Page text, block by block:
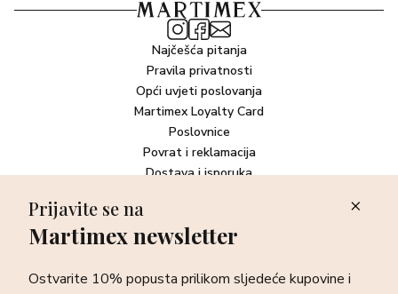
Najčešća pitanja
Pravila privatnosti
Opći uvjeti poslovanja
Martimex Loyalty Card
Poslovnice
Povrat i reklamacija
Dostava i isporuka
Newsletter
sve o najnovijim proizvodima, akcijskim i ekskluzivnim
Prijavite se na
Martimex newsletter
Ostvarite 10% popusta prilikom sljedeće kupovine i